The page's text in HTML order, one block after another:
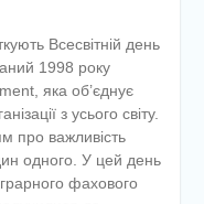
Всесвітній день
1998 року
яка об’єднує
з усього світу.
про важливість
одного. У цей день
фахового